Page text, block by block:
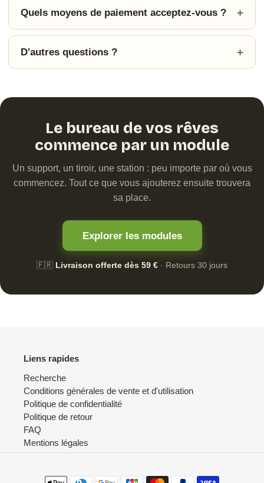
Quels moyens de paiement acceptez-vous ?
D'autres questions ?
Le bureau de vos rêves
commence par un module
Un support, un tiroir, une station : peu importe par où vous
commencez. Tout ce que vous ajouterez ensuite trouvera
sa place.
Explorer les modules
🇫🇷 Livraison offerte dès 59 € · Retours 30 jours
Liens rapides
Recherche
Conditions générales de vente et d'utilisation
Politique de confidentialité
Politique de retour
FAQ
Mentions légales
Moyens